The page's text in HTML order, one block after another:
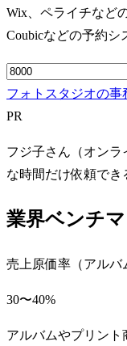
Wix、ペライチなど
Coubicなどの予約シ
フォトスタジオの
PR
フジ子さん（オン
な時間だけ依頼でき
業界ベンチ
売上原価率（アルバ
30〜40%
アルバムやプリント